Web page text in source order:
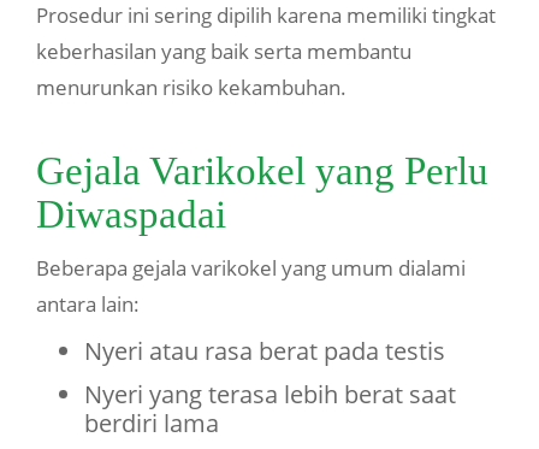
Prosedur ini sering dipilih karena memiliki tingkat
keberhasilan yang baik serta membantu
menurunkan risiko kekambuhan.
Gejala Varikokel yang Perlu
Diwaspadai
Beberapa gejala varikokel yang umum dialami
antara lain:
Nyeri atau rasa berat pada testis
Nyeri yang terasa lebih berat saat
berdiri lama